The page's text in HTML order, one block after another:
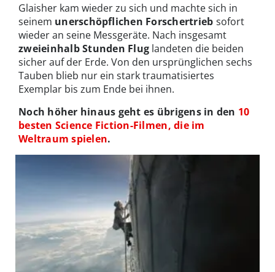
Glaisher kam wieder zu sich und machte sich in
seinem unerschöpflichen Forschertrieb sofort
wieder an seine Messgeräte. Nach insgesamt
zweieinhalb Stunden Flug landeten die beiden
sicher auf der Erde. Von den ursprünglichen sechs
Tauben blieb nur ein stark traumatisiertes
Exemplar bis zum Ende bei ihnen.
Noch höher hinaus geht es übrigens in den 10
besten Science Fiction-Filmen, die im
Weltraum spielen.